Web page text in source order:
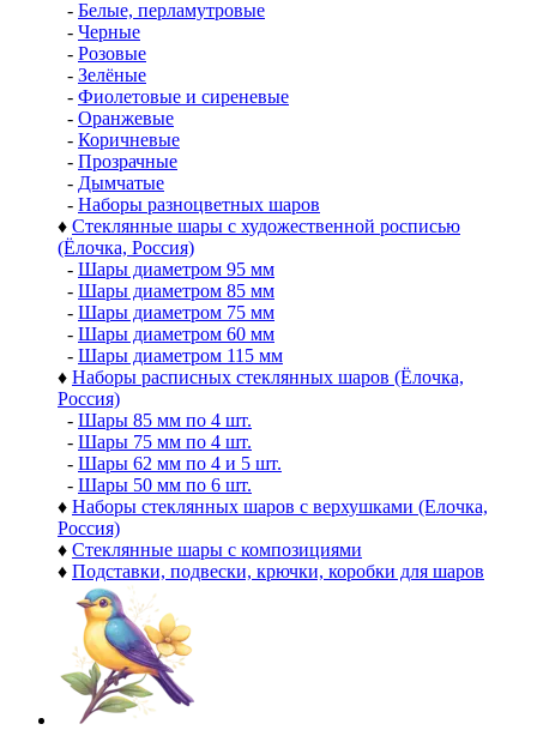
- Белые, перламутровые
- Черные
- Розовые
- Зелёные
- Фиолетовые и сиреневые
- Оранжевые
- Коричневые
- Прозрачные
- Дымчатые
- Наборы разноцветных шаров
♦ Стеклянные шары с художественной росписью
(Ёлочка, Россия)
- Шары диаметром 95 мм
- Шары диаметром 85 мм
- Шары диаметром 75 мм
- Шары диаметром 60 мм
- Шары диаметром 115 мм
♦ Наборы расписных стеклянных шаров (Ёлочка,
Россия)
- Шары 85 мм по 4 шт.
- Шары 75 мм по 4 шт.
- Шары 62 мм по 4 и 5 шт.
- Шары 50 мм по 6 шт.
♦ Наборы стеклянных шаров с верхушками (Елочка,
Россия)
♦ Стеклянные шары с композициями
♦ Подставки, подвески, крючки, коробки для шаров